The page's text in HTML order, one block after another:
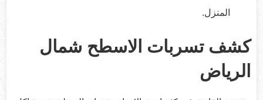
المنزل.
كشف تسربات الاسطح شمال
الرياض